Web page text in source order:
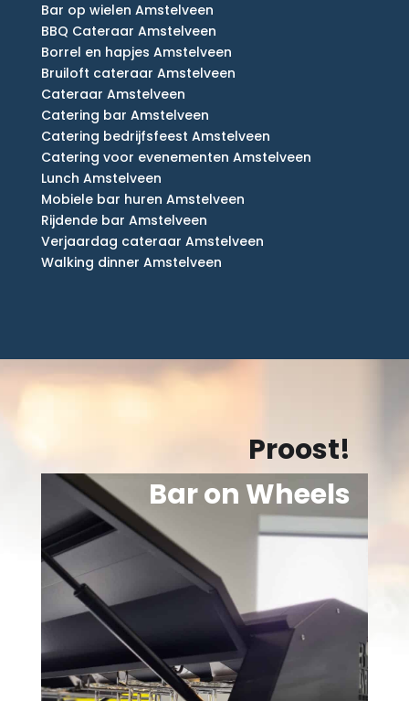
Bar op wielen Amstelveen
BBQ Cateraar Amstelveen
Borrel en hapjes Amstelveen
Bruiloft cateraar Amstelveen
Cateraar Amstelveen
Catering bar Amstelveen
Catering bedrijfsfeest Amstelveen
Catering voor evenementen Amstelveen
Lunch Amstelveen
Mobiele bar huren Amstelveen
Rijdende bar Amstelveen
Verjaardag cateraar Amstelveen
Walking dinner Amstelveen
Proost!
Bar on Wheels